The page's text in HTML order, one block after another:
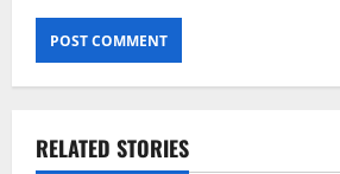
RELATED STORIES